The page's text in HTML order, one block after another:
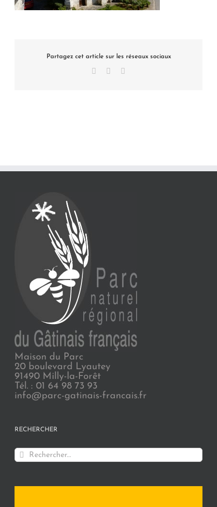
Partagez cet article sur les réseaux sociaux
Facebook
Maison du Parc
20 boulevard Lyautey
91490 Milly-la-Forêt
Tél. : 01 64 98 73 93
info@parc-gatinais-francais.fr
RECHERCHER
Rechercher: